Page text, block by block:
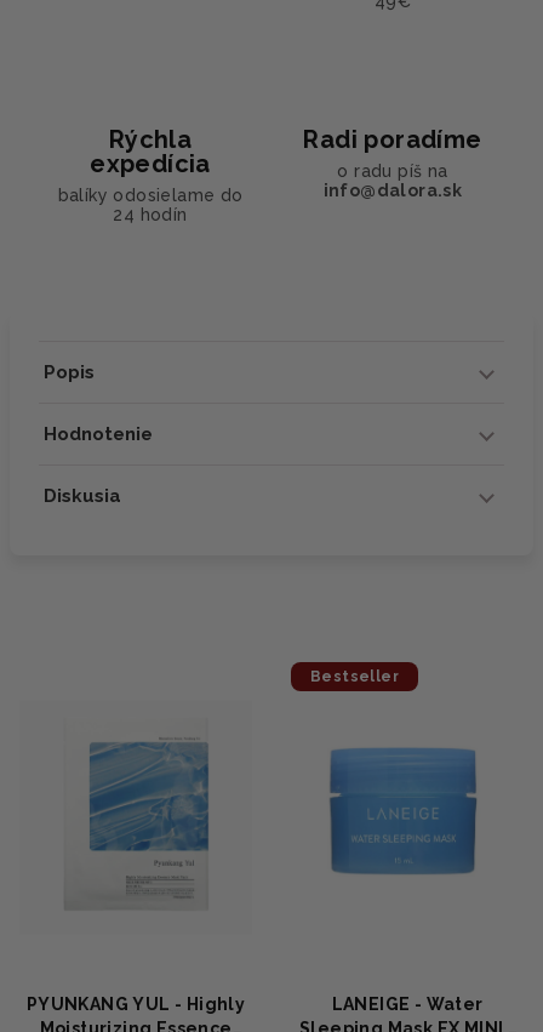
Rýchla
expedícia
balíky odosielame do
24 hodín
Radi poradíme
o radu píš na
info@dalora.sk
Popis
Hodnotenie
Diskusia
PYUNKANG YUL - Highly
Bestseller
LANEIGE - Water